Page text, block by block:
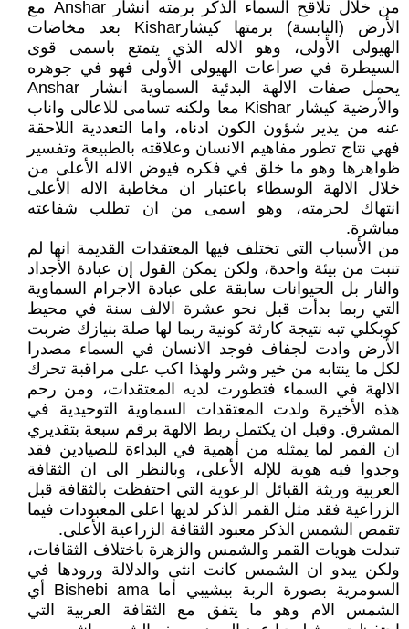
من خلال تلاقح السماء الذكر برمته آنشار Anshar مع
الأرض (اليابسة) برمتها كيشارKishar بعد مخاضات
الهيولى الأولى، وهو الاله الذي يتمتع باسمى قوى
السيطرة في صراعات الهيولى الأولى فهو في جوهره
يحمل صفات الالهة البدئية السماوية انشار Anshar
والأرضية كيشار Kishar معا ولكنه تسامى للاعالى واناب
عنه من يدير شؤون الكون ادناه، واما التعددية اللاحقة
فهي نتاج تطور مفاهيم الانسان وعلاقته بالطبيعة وتفسير
ظواهرها وهو ما خلق في فكره فيوض الاله الأعلى من
خلال الالهة الوسطاء باعتبار ان مخاطبة الاله الأعلى
انتهاك لحرمته، وهو اسمى من ان تطلب شفاعته
مباشرة.
من الأسباب التي تختلف فيها المعتقدات القديمة انها لم
تنبت من بيئة واحدة، ولكن يمكن القول إن عبادة الأجداد
والنار بل الحيوانات سابقة على عبادة الاجرام السماوية
التي ربما بدأت قبل نحو عشرة الالف سنة في محيط
كوبكلي تبه نتيجة كارثة كونية ربما لها صلة بنيازك ضربت
الأرض وادت لجفاف فوجد الانسان في السماء مصدرا
لكل ما ينتابه من خير وشر ولهذا اكب على مراقبة تحرك
الالهة في السماء فتطورت لديه المعتقدات، ومن رحم
هذه الأخيرة ولدت المعتقدات السماوية التوحيدية في
المشرق. وقبل ان يكتمل ربط الالهة برقم سبعة بتقديري
ان القمر لما يمثله من أهمية في البداءة للصيادين فقد
وجدوا فيه هوية للإله الأعلى، وبالنظر الى ان الثقافة
العربية وريثة القبائل الرعوية التي احتفظت بالثقافة قبل
الزراعية فقد مثل القمر الذكر لديها اعلى المعبودات فيما
تقمص الشمس الذكر معبود الثقافة الزراعية الأعلى.
تبدلت هويات القمر والشمس والزهرة باختلاف الثقافات،
ولكن يبدو ان الشمس كانت انثى والدلالة ورودها في
السومرية بصورة الربة بيشيبي أما Bishebi ama أي
الشمس الام وهو ما يتفق مع الثقافة العربية التي